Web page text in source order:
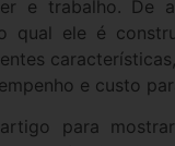
e trabalho. De
qual ele é
e custo
para